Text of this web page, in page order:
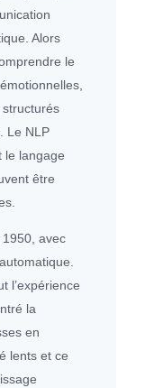
Alors
le
Le NLP
le langage
être
s.
1950, avec
l’expérience
la
en
lents et ce